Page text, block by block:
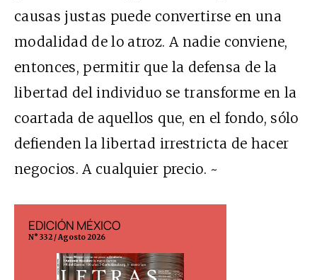
causas justas puede convertirse en una
modalidad de lo atroz. A nadie conviene,
entonces, permitir que la defensa de la
libertad del individuo se transforme en la
coartada de aquellos que, en el fondo, sólo
defienden la libertad irrestricta de hacer
negocios. A cualquier precio. ~
EDICIÓN MÉXICO
N° 332 / Agosto 2026